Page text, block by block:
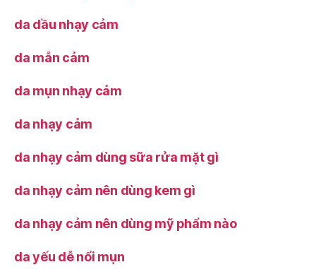
da dầu nhạy cảm
da mẫn cảm
da mụn nhạy cảm
da nhạy cảm
da nhạy cảm dùng sữa rửa mặt gì
da nhạy cảm nên dùng kem gì
da nhạy cảm nên dùng mỹ phẩm nào
da yếu dễ nổi mụn